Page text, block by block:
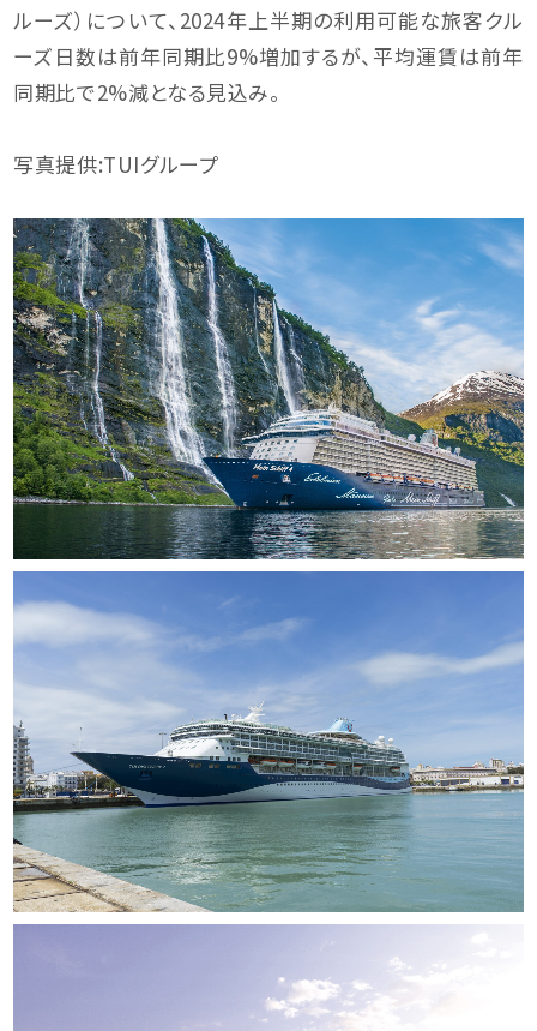
ルーズ）について、2024年上半期の利用可能な旅客クル
ーズ日数は前年同期比9%増加するが、平均運賃は前年
同期比で2%減となる見込み。
写真提供:TUIグループ